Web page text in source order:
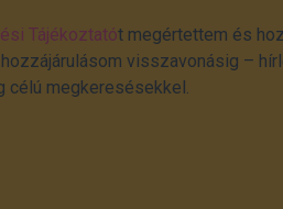
Tájékoztatót megértettem és
visszavonásig –
célú megkeresésekkel.